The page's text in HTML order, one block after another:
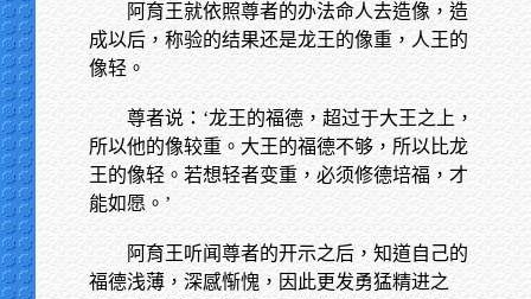
阿育王就依照尊者的办法命人去造像，造
成以后，称验的结果还是龙王的像重，人王的
像轻。
尊者说：‘龙王的福德，超过于大王之上，
所以他的像较重。大王的福德不够，所以比龙
王的像轻。若想轻者变重，必须修德培福，才
能如愿。’
阿育王听闻尊者的开示之后，知道自己的
福德浅薄，深感惭愧，因此更发勇猛精进之